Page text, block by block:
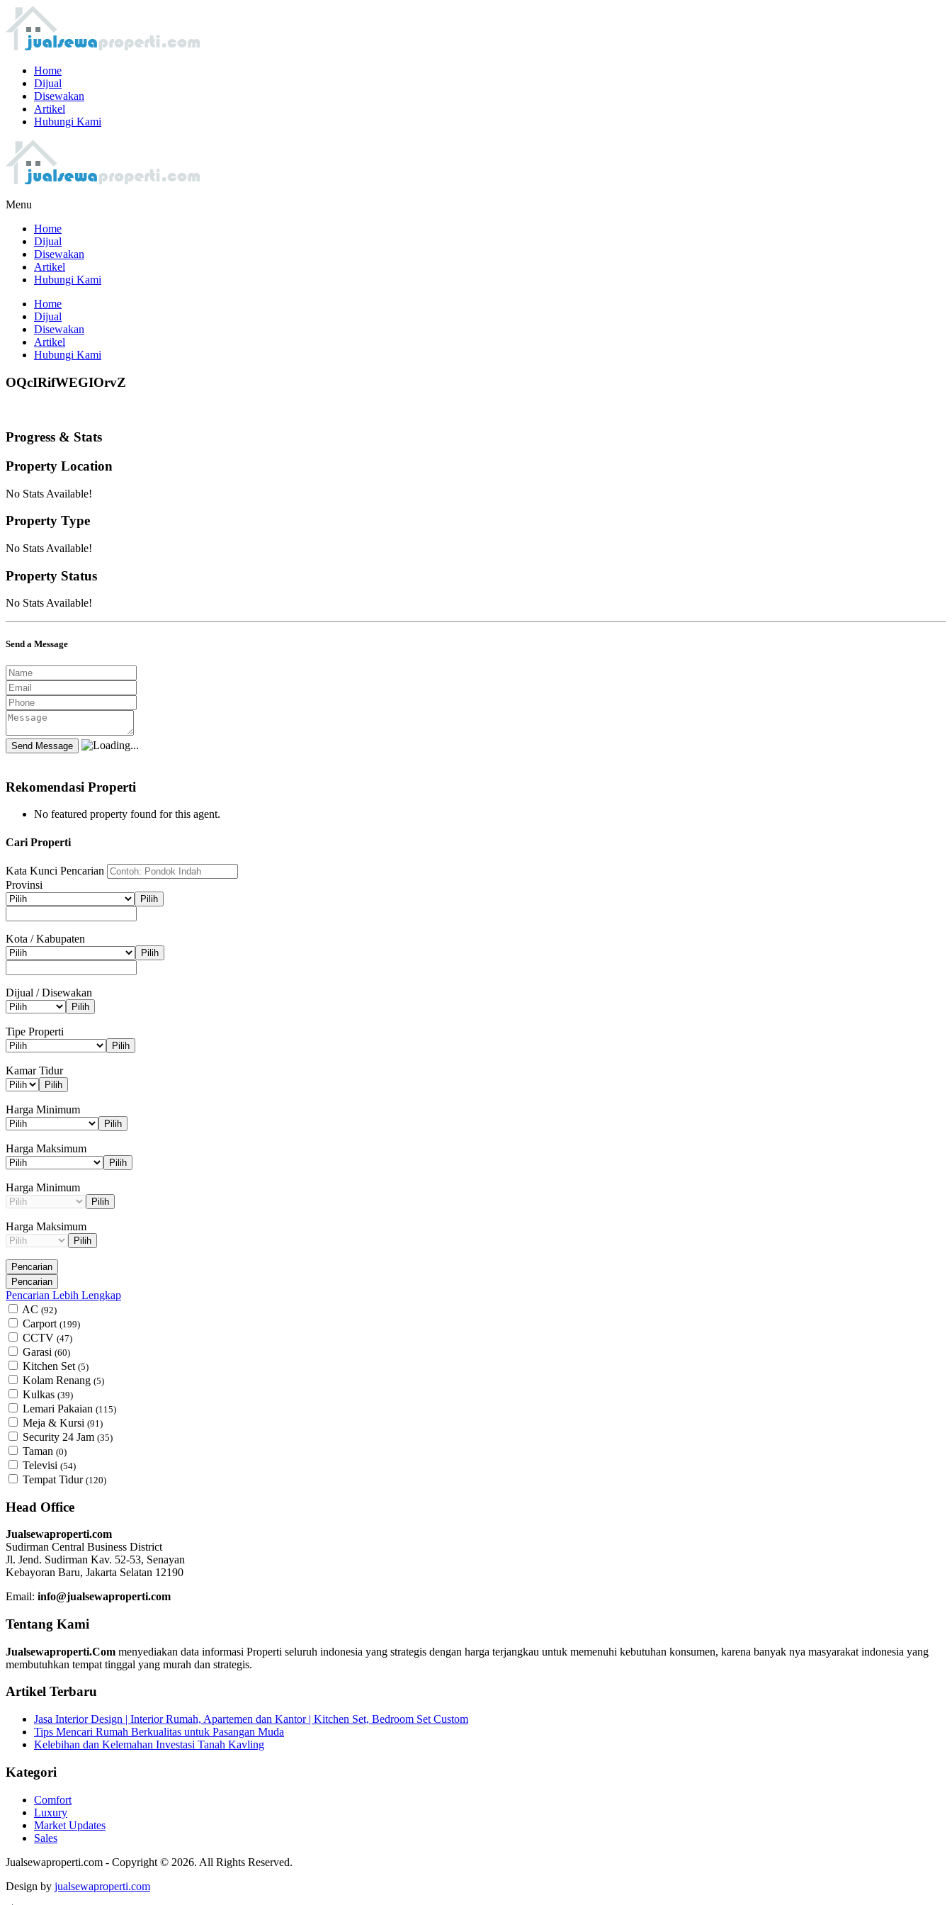
Home
Dijual
Disewakan
Artikel
Hubungi Kami
Menu
Home
Dijual
Disewakan
Artikel
Hubungi Kami
Home
Dijual
Disewakan
Artikel
Hubungi Kami
OQcIRifWEGIOrvZ
Progress & Stats
Property Location
No Stats Available!
Property Type
No Stats Available!
Property Status
No Stats Available!
Send a Message
Rekomendasi Properti
No featured property found for this agent.
Cari Properti
Kata Kunci Pencarian
Provinsi
Pilih
Kota / Kabupaten
Pilih
Dijual / Disewakan
Pilih
Tipe Properti
Pilih
Kamar Tidur
Pilih
Harga Minimum
Pilih
Harga Maksimum
Pilih
Harga Minimum
Pilih
Harga Maksimum
Pilih
Pencarian Lebih Lengkap
AC (92)
Carport (199)
CCTV (47)
Garasi (60)
Kitchen Set (5)
Kolam Renang (5)
Kulkas (39)
Lemari Pakaian (115)
Meja & Kursi (91)
Security 24 Jam (35)
Taman (0)
Televisi (54)
Tempat Tidur (120)
Head Office
Jualsewaproperti.com
Sudirman Central Business District
Jl. Jend. Sudirman Kav. 52-53, Senayan
Kebayoran Baru, Jakarta Selatan 12190
Email: info@jualsewaproperti.com
Tentang Kami
Jualsewaproperti.Com menyediakan data informasi Properti seluruh indonesia yang strategis dengan harga terjangkau untuk memenuhi kebutuhan konsumen, karena banyak nya masyarakat indonesia yang
membutuhkan tempat tinggal yang murah dan strategis.
Artikel Terbaru
Jasa Interior Design | Interior Rumah, Apartemen dan Kantor | Kitchen Set, Bedroom Set Custom
Tips Mencari Rumah Berkualitas untuk Pasangan Muda
Kelebihan dan Kelemahan Investasi Tanah Kavling
Kategori
Comfort
Luxury
Market Updates
Sales
Jualsewaproperti.com - Copyright © 2026. All Rights Reserved.
Design by jualsewaproperti.com